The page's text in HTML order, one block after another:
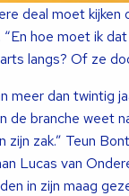
deal moet
“En hoe moet ik
langs? Of ze
meer dan twintig
de branche weet
zijn zak.” Teun
Lucas van
in zijn maag